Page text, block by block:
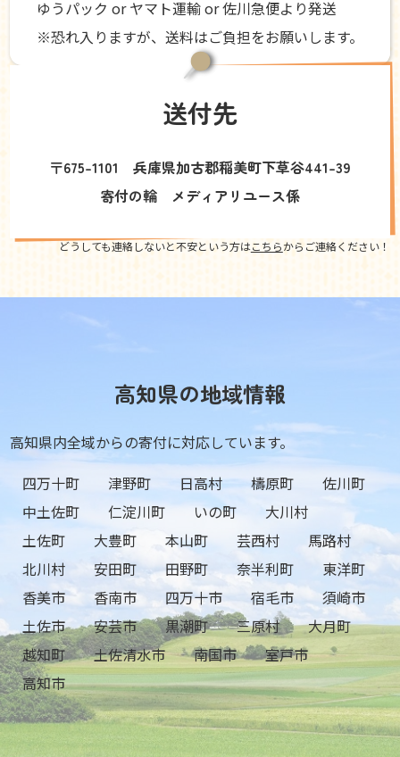
ゆうパック or ヤマト運輸 or 佐川急便より発送
※恐れ入りますが、送料はご負担をお願いします。
送付先
〒675-1101 兵庫県加古郡稲美町下草谷441-39
寄付の輪 メディアリユース係
どうしても連絡しないと不安という方はこちらからご連絡ください！
高知県の地域情報
高知県内全域からの寄付に対応しています。
四万十町
津野町 日高村 檮原町
佐川町
中土佐町
仁淀川町 いの町
大川村
土佐町
大豊町 本山町 芸西村
馬路村
北川村
安田町 田野町 奈半利町
東洋町
香美市
香南市 四万十市 宿毛市
須崎市
土佐市
安芸市 黒潮町 三原村
大月町
越知町
土佐清水市 南国市
室戸市
高知市